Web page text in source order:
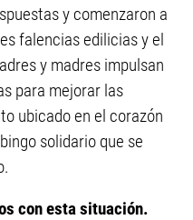
y comenzaron a
falencias edilicias y el
y madres impulsan
para mejorar las
ubicado en el corazón
solidario que se
con esta situación.